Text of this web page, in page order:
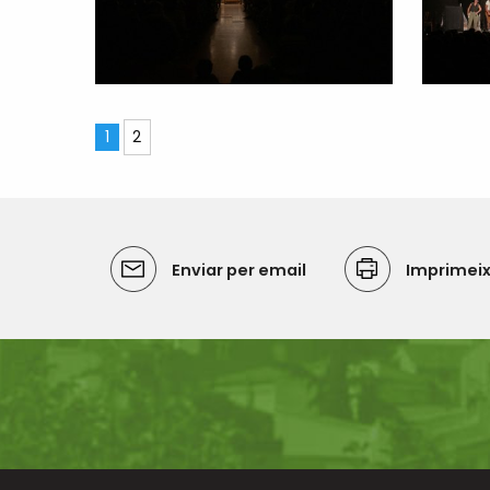
1 2
Enviar per email